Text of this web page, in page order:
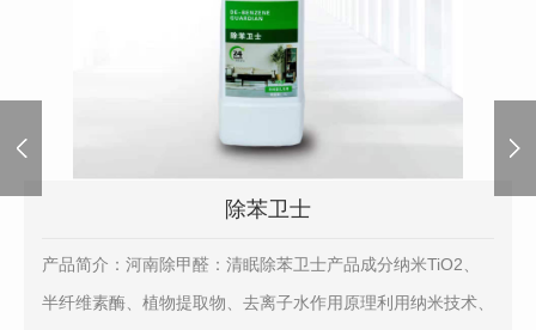
除苯卫士
产品简介：河南除甲醛：清眠除苯卫士产品成分纳米TiO2、
半纤维素酶、植物提取物、去离子水作用原理利用纳米技术、